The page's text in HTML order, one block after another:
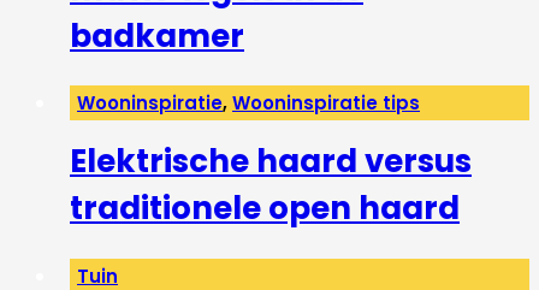
badkamer
Wooninspiratie,Wooninspiratie tips
Elektrische haard versus
traditionele open haard
Tuin